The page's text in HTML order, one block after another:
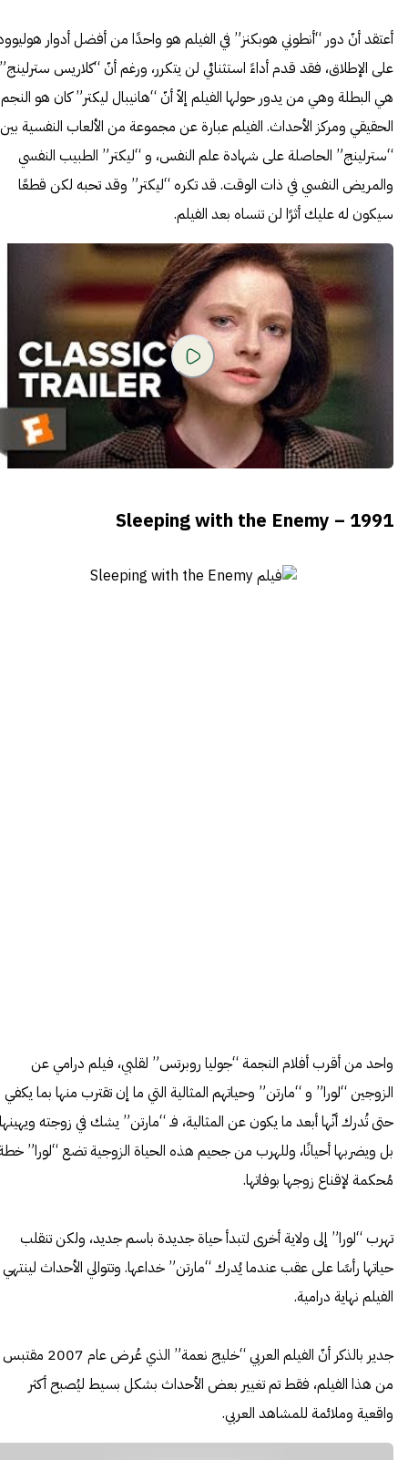
أعتقد أنّ دور “أنطوني هوبكنز” في الفيلم هو واحدًا من أفضل أدوار
على الإطلاق، فقد قدم أداءً استثنائي لن يتكرر، ورغم أنّ “كلاريس سترلينج”
هي البطلة وهي من يدور حولها الفيلم إلاّ أنّ “هانيبال ليكتر” كان هو النجم
الحقيقي ومركز الأحداث. الفيلم عبارة عن مجموعة من الألعاب النفسية بين
“سترلينج” الحاصلة على شهادة علم النفس، و “ليكتر” الطبيب النفسي
والمريض النفسي في ذات الوقت. قد تكره “ليكتر” وقد تحبه لكن قطعًا
سيكون له عليك أثرًا لن تنساه بعد الفيلم.
Sleeping with the Enemy – 1991
واحد من أقرب أفلام النجمة “جوليا روبرتس” لقلبي، فيلم درامي عن
الزوجين “لورا” و “مارتن” وحياتهم المثالية التي ما إن تقترب منها بما يكفي
حتى تُدرك أنّها أبعد ما يكون عن المثالية، فـ “مارتن” يشك في زوجته ويهينها
بل ويضربها أحيانًا، وللهرب من جحيم هذه الحياة الزوجية تضع “لورا”
مُحكمة لإقناع زوجها بوفاتها.
تهرب “لورا” إلى ولاية أخرى لتبدأ حياة جديدة باسم جديد، ولكن تنقلب
حياتها رأسًا على عقب عندما يُدرك “مارتن” خداعها. وتتوالي الأحداث لينتهي
الفيلم نهاية درامية.
جدير بالذكر أنّ الفيلم العربي “خليج نعمة” الذي عُرض عام 2007 مقتبس
من هذا الفيلم، فقط تم تغيير بعض الأحداث بشكل بسيط ليُصبح أكثر
واقعية وملائمة للمشاهد العربي.